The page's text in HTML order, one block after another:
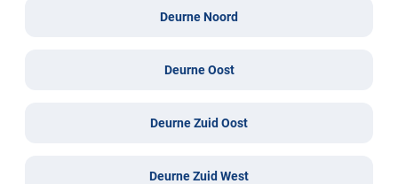
Deurne Noord
Deurne Oost
Deurne Zuid Oost
Deurne Zuid West